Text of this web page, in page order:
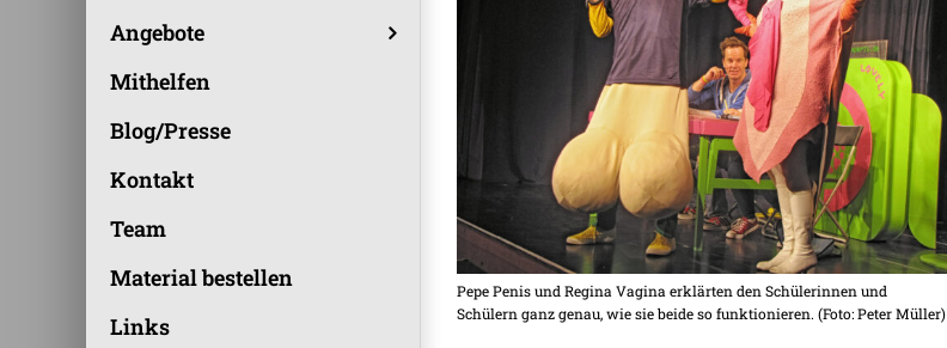
Angebote
Mithelfen
Blog/Presse
Kontakt
Team
Material bestellen
Links
Pepe Penis und Regina Vagina erklärten den Schülerinnen und
Schülern ganz genau, wie sie beide so funktionieren. (Foto: Peter Müller)